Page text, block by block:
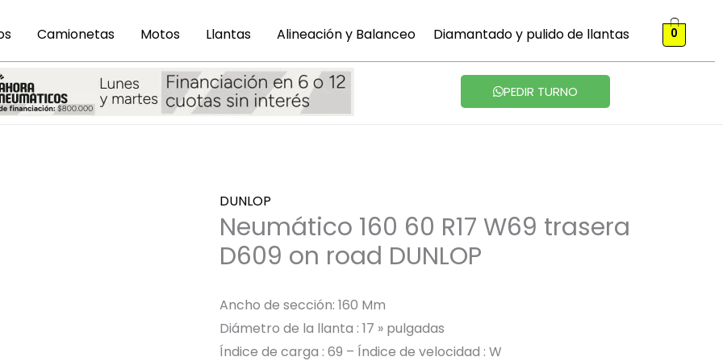
Camionetas Motos Llantas Alineación y Balanceo Diamantado y pulido de llantas 0
PEDIR TURNO
DUNLOP
Neumático 160 60 R17 W69 trasera
D609 on road DUNLOP
Ancho de sección: 160 Mm
Diámetro de la llanta : 17 » pulgadas
Índice de carga : 69 – Índice de velocidad : W